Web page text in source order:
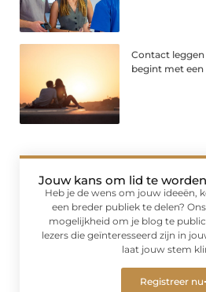
Contact
begint met
Jouw kans om lid te
Heb je de wens om jouw ideeën,
een breder publiek te delen?
mogelijkheid om je blog te
lezers die geïnteresseerd zijn in
laat jouw stem
Registreer nu